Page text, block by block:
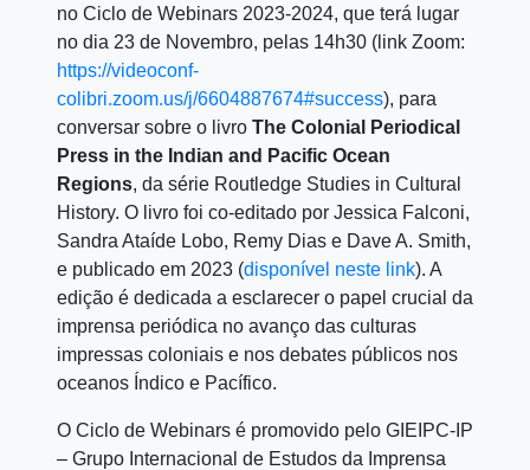
no Ciclo de Webinars 2023-2024, que terá lugar
no dia 23 de Novembro, pelas 14h30 (link Zoom:
https://videoconf-
colibri.zoom.us/j/6604887674#success), para
conversar sobre o livro The Colonial Periodical
Press in the Indian and Pacific Ocean
Regions, da série Routledge Studies in Cultural
History. O livro foi co-editado por Jessica Falconi,
Sandra Ataíde Lobo, Remy Dias e Dave A. Smith,
e publicado em 2023 (disponível neste link). A
edição é dedicada a esclarecer o papel crucial da
imprensa periódica no avanço das culturas
impressas coloniais e nos debates públicos nos
oceanos Índico e Pacífico.
O Ciclo de Webinars é promovido pelo GIEIPC-IP
– Grupo Internacional de Estudos da Imprensa